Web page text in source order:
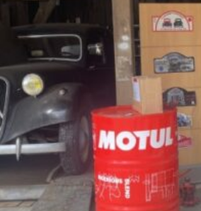
Notre local
La Boutique
Les pièces
L’assurance
Liens
La Revue
Les salons
La traction
La Traction des
membres
Bibliographie
Présentation 7